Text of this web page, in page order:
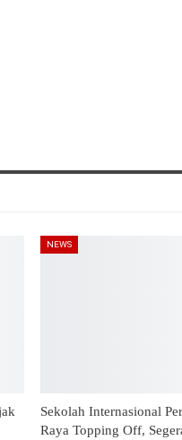
NEWS
Sekolah Internasional
Raya Topping Off,